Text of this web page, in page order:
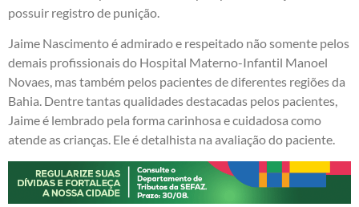
possuir registro de punição.
Jaime Nascimento é admirado e respeitado não somente pelos
demais profissionais do Hospital Materno-Infantil Manoel
Novaes, mas também pelos pacientes de diferentes regiões da
Bahia. Dentre tantas qualidades destacadas pelos pacientes,
Jaime é lembrado pela forma carinhosa e cuidadosa como
atende as crianças. Ele é detalhista na avaliação do paciente.